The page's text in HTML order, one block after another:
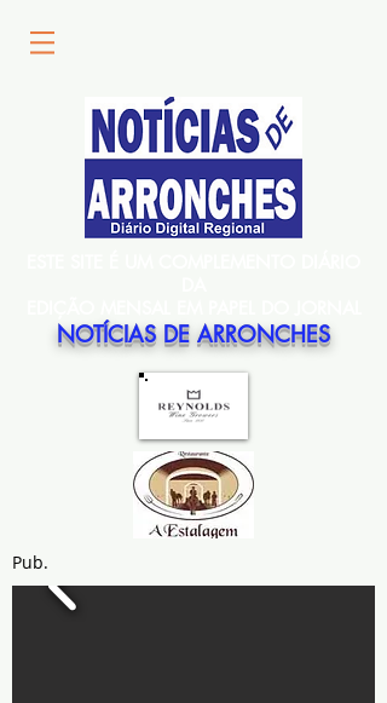
NOTÍCIAS DE ARRONCHES
Pub.